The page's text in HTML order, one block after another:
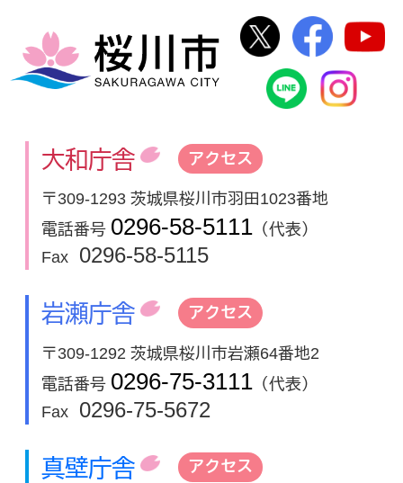
桜川市
桜川市公式
桜川
桜川市公
大和庁舎 アクセス
〒309-1293 茨城県桜川市羽田1023番地
電話番号 0296-58-5111 （代表）
Fax
0296-58-5115
岩瀬庁舎 アクセス
〒309-1292 茨城県桜川市岩瀬64番地2
電話番号 0296-75-3111 （代表）
Fax
0296-75-5672
真壁庁舎 アクセス